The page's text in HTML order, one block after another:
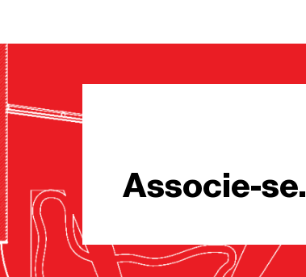
Associe-se.